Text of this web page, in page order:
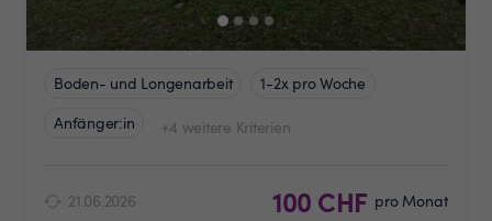
Boden- und Longenarbeit
1-2x pro Woche
Anfänger:in
+4 weitere Kriterien
21.06.2026 100 CHF pro Monat